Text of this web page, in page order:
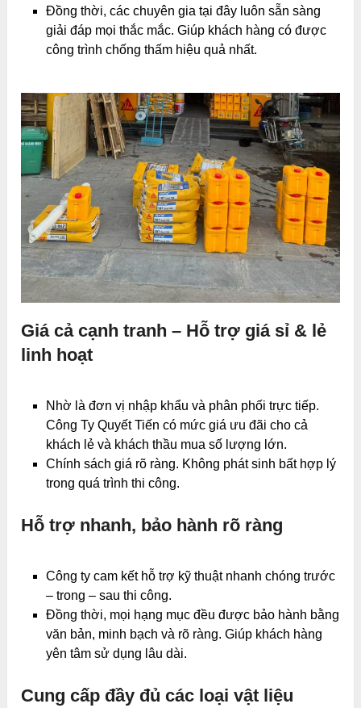
Đồng thời, các chuyên gia tại đây luôn sẵn sàng
giải đáp mọi thắc mắc. Giúp khách hàng có được
công trình chống thấm hiệu quả nhất.
Giá cả cạnh tranh – Hỗ trợ giá sỉ & lẻ
linh hoạt
Nhờ là đơn vị nhập khẩu và phân phối trực tiếp.
Công Ty Quyết Tiến có mức giá ưu đãi cho cả
khách lẻ và khách thầu mua số lượng lớn.
Chính sách giá rõ ràng. Không phát sinh bất hợp lý
trong quá trình thi công.
Hỗ trợ nhanh, bảo hành rõ ràng
Công ty cam kết hỗ trợ kỹ thuật nhanh chóng trước
– trong – sau thi công.
Đồng thời, mọi hạng mục đều được bảo hành bằng
văn bản, minh bạch và rõ ràng. Giúp khách hàng
yên tâm sử dụng lâu dài.
Cung cấp đầy đủ các loại vật liệu